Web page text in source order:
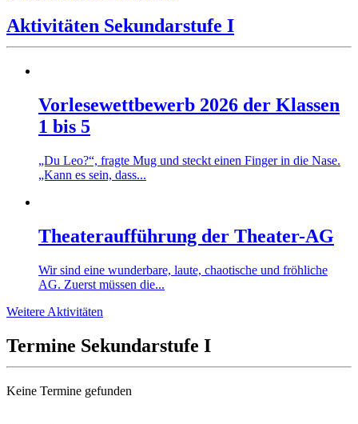
Aktivitäten Sekundarstufe I
Vorlesewettbewerb 2026 der Klassen
1 bis 5
„Du Leo?“, fragte Mug und steckt einen Finger in die Nase.
„Kann es sein, dass...
Theateraufführung der Theater-AG
Wir sind eine wunderbare, laute, chaotische und fröhliche
AG. Zuerst müssen die...
Weitere Aktivitäten
Termine Sekundarstufe I
Keine Termine gefunden